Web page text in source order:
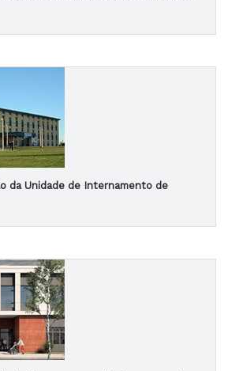
da Unidade de Internamento de